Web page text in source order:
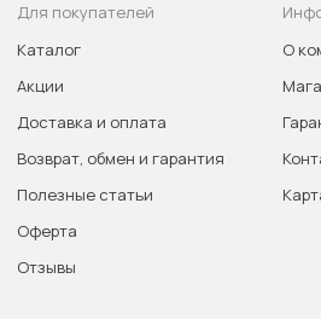
Для покупателей
Каталог
Акции
Доставка и оплата
Возврат, обмен и гарантия
Полезные статьи
Оферта
Отзывы
О